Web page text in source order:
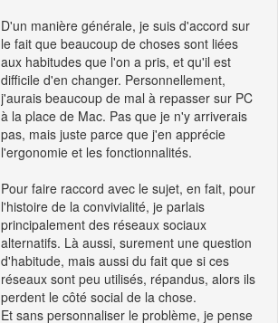
D'un manière générale, je suis d'accord sur
le fait que beaucoup de choses sont liées
aux habitudes que l'on a pris, et qu'il est
difficile d'en changer. Personnellement,
j'aurais beaucoup de mal à repasser sur PC
à la place de Mac. Pas que je n'y arriverais
pas, mais juste parce que j'en apprécie
l'ergonomie et les fonctionnalités.
Pour faire raccord avec le sujet, en fait, pour
l'histoire de la convivialité, je parlais
principalement des réseaux sociaux
alternatifs. Là aussi, surement une question
d'habitude, mais aussi du fait que si ces
réseaux sont peu utilisés, répandus, alors ils
perdent le côté social de la chose.
Et sans personnaliser le problème, je pense